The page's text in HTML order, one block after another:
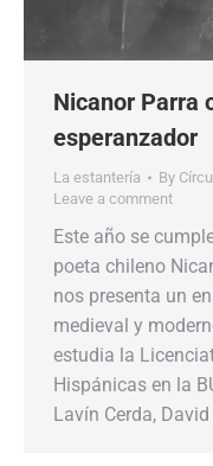
Nicanor Parra
esperanzador
La estantería By
Leave a comment
Este año se
poeta chileno
nos presenta un
medieval y
estudia la
Hispánicas en la
Lavín Cerda,